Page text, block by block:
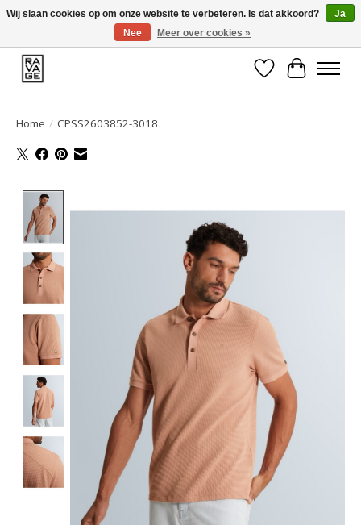
EEN GROOT ASSORTIMENT VAN TOP MERKEN!
Verlanglijst
Home / CPSS2603852-3018
Wij slaan cookies op om onze website te verbeteren. Is dat akkoord?
Ja
Nee
Meer over cookies »